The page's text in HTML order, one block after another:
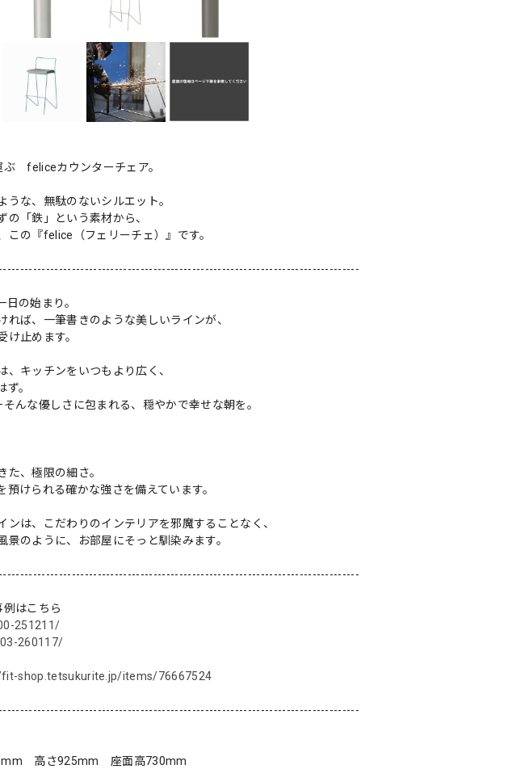
feliceカウンターチェア。
うな、無駄のないシルエット。
の「鉄」という素材から、
この『felice（フェリーチェ）』です。
の始まり。
ば、一筆書きのような美しいラインが、
け止めます。
キッチンをいつもより広く、
。
んな優しさに包まれる、穏やかで幸せな朝を。
た、極限の細さ。
けられる確かな強さを備えています。
ンは、こだわりのインテリアを邪魔することなく、
景のように、お部屋にそっと馴染みます。
はこちら
251211/
260117/
shop.tetsukurite.jp/items/76667524
高さ925mm 座面高730mm